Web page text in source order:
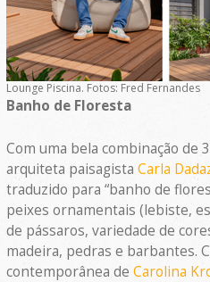
Lounge Piscina. Fotos: Fred Fernandes
Banho de Floresta
Com uma bela combinação
arquiteta paisagista Carla
traduzido para “banho de
peixes ornamentais (lebiste,
de pássaros, variedade de
madeira, pedras e barbantes.
contemporânea de Carolina